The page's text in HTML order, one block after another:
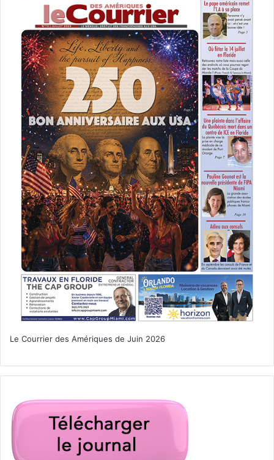
dans 40 pays !«
Les critiques de Donald Trump ont sans nul doute été
entendues, et il n’est pas évident que ses partisans l’aient
jugé « perdant » durant ce débat, chacun pouvant avoir été
contenté par la prestation de son propre candidat… (sauf
les indécis !). Certes, les électeurs Républicains
attendaient un Trump beaucoup plus incisif, percutant, tel
qu’il en a l’habitude. Les prochains débats des 9 et 19
octobre seront peut-être l’occasion pour lui de passer à la
vitesse supérieure et de remettre en avant son style
« politiquement incorrect » qui a fait son succès.
A ce propos du « politiquement incorrect », une étude du
Pew Research Centerconsacrée à ce sujet (2) donnerait
d’ailleurs plutôt raison à Trump. Elle indique que 59% des
américains pensent que « Les gens sont trop facilement
offensés par le langage » aux Etats-Unis. Cette assertion
est partagée par une majorité de tous les corps de la
société américaine, sauf les « Blacks » (c’est ce mot qui est
utilisé) qui pensent au contraire à 67% que « Les gens
doivent faire plus attention au langage ». Le politiquement
fracturé tant au niveau économique et social que dans le
spectaculaire grâce aux personnalités hors normes des
deux candidats, mais hélas, sur le fond, peu de réponses
ont été apportées aux interrogations des Américains.
Gageons que les prochains débats soient de plus grande
Le Courrier des Amériques de Juin 2026